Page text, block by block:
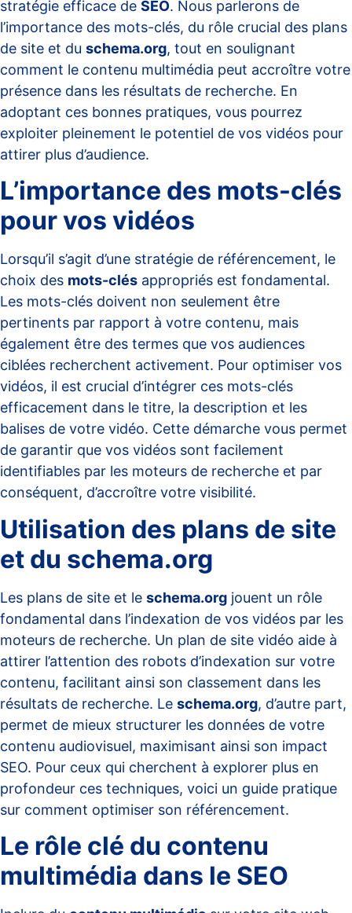
stratégie efficace de SEO. Nous parlerons de
l’importance des mots-clés, du rôle crucial des plans
de site et du schema.org, tout en soulignant
comment le contenu multimédia peut accroître votre
présence dans les résultats de recherche. En
adoptant ces bonnes pratiques, vous pourrez
exploiter pleinement le potentiel de vos vidéos pour
attirer plus d’audience.
L’importance des mots-clés
pour vos vidéos
Lorsqu’il s’agit d’une stratégie de référencement, le
choix des mots-clés appropriés est fondamental.
Les mots-clés doivent non seulement être
pertinents par rapport à votre contenu, mais
également être des termes que vos audiences
ciblées recherchent activement. Pour optimiser vos
vidéos, il est crucial d’intégrer ces mots-clés
efficacement dans le titre, la description et les
balises de votre vidéo. Cette démarche vous permet
de garantir que vos vidéos sont facilement
identifiables par les moteurs de recherche et par
conséquent, d’accroître votre visibilité.
Utilisation des plans de site
et du schema.org
Les plans de site et le schema.org jouent un rôle
fondamental dans l’indexation de vos vidéos par les
moteurs de recherche. Un plan de site vidéo aide à
attirer l’attention des robots d’indexation sur votre
contenu, facilitant ainsi son classement dans les
résultats de recherche. Le schema.org, d’autre part,
permet de mieux structurer les données de votre
contenu audiovisuel, maximisant ainsi son impact
SEO. Pour ceux qui cherchent à explorer plus en
profondeur ces techniques, voici un guide pratique
sur comment optimiser son référencement.
Le rôle clé du contenu
multimédia dans le SEO